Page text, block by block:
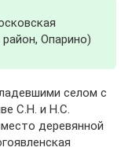
Опарино)
селом с
С.Н. и Н.С.
деревянной